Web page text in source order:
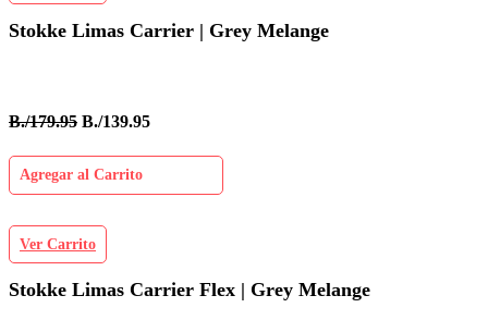
Stokke Limas Carrier | Grey Melange
B./179.95 B./139.95
Agregar al Carrito
Ver Carrito
Stokke Limas Carrier Flex | Grey Melange